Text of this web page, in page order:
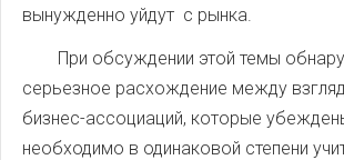
вынужденно уйдут с рынка.
При обсуждении этой темы
серьезное расхождение между
бизнес-ассоциаций, которые
необходимо в одинаковой степени